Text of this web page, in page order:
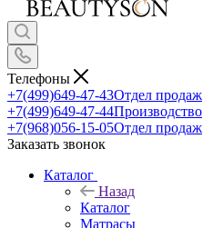
Телефоны
+7(499)649-47-43Отдел продаж
+7(499)649-47-44Производство
+7(968)056-15-05Отдел продаж
Заказать звонок
Каталог
Назад
Каталог
Матрасы